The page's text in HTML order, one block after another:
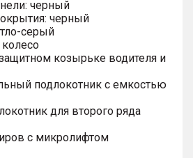
черный
черный
серый
козырьке водителя и
подлокотник с емкостью
для второго ряда
с микролифтом